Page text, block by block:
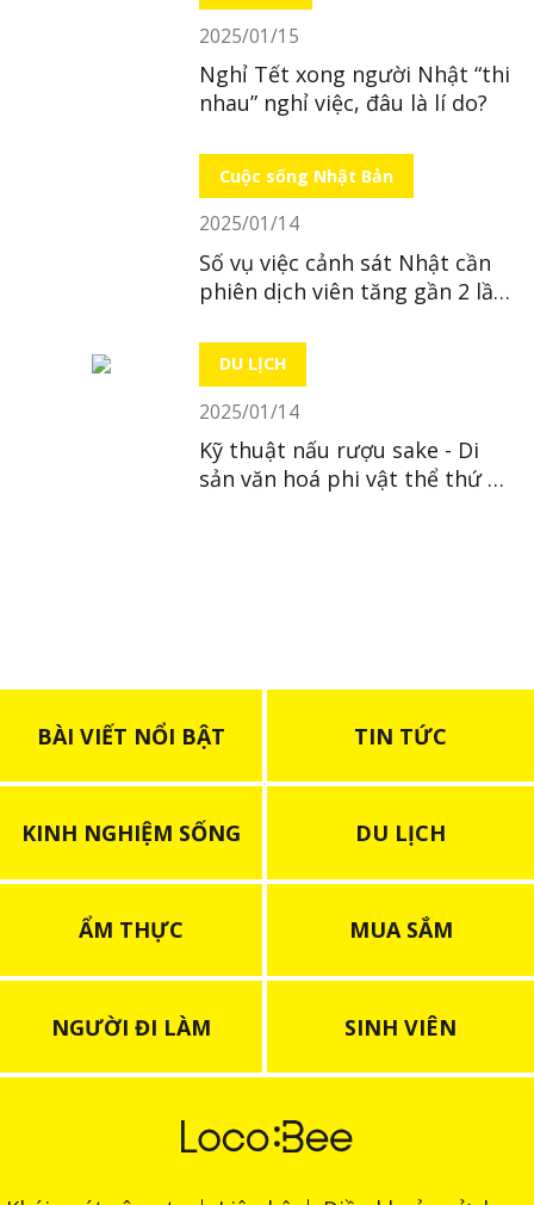
2025/01/15
Nghỉ Tết xong người Nhật “thi
nhau” nghỉ việc, đâu là lí do?
Cuộc sống Nhật Bản
2025/01/14
Số vụ việc cảnh sát Nhật cần
phiên dịch viên tăng gần 2 lần
DU LỊCH
2025/01/14
Kỹ thuật nấu rượu sake - Di
sản văn hoá phi vật thể thứ 23
BÀI VIẾT NỔI BẬT TIN TỨC
KINH NGHIỆM SỐNG DU LỊCH
ẨM THỰC MUA SẮM
NGƯỜI ĐI LÀM SINH VIÊN